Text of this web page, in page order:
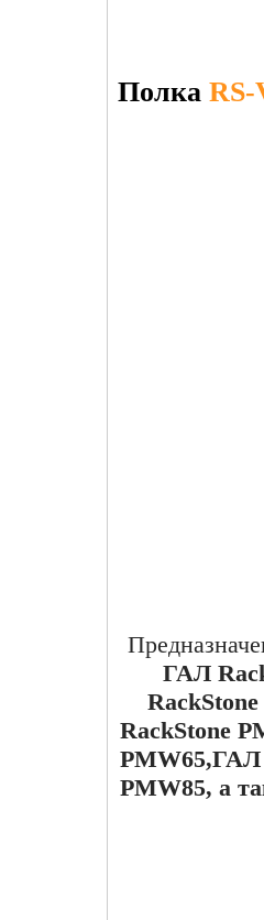
Полка RS-
ГАЛ
RackStone
PMW65,ГАЛ
PMW85, а